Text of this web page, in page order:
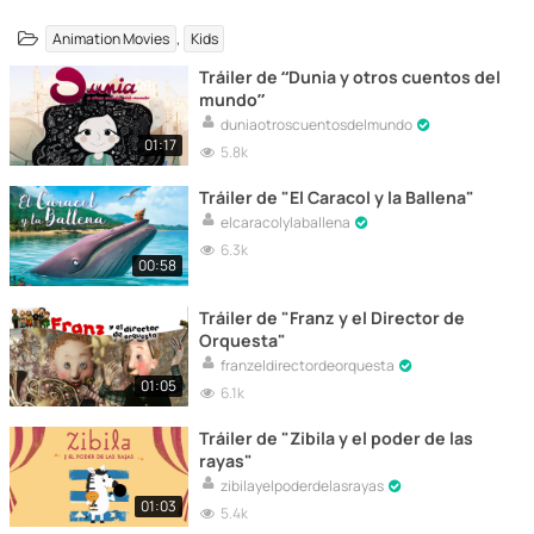
Animation Movies , Kids
01:17
Tráiler de “Dunia y otros cuentos del
mundo”
duniaotroscuentosdelmundo
5.8k
00:58
Tráiler de "El Caracol y la Ballena"
elcaracolylaballena
6.3k
01:05
Tráiler de "Franz y el Director de
Orquesta"
franzeldirectordeorquesta
6.1k
01:03
Tráiler de "Zibila y el poder de las
rayas"
zibilayelpoderdelasrayas
5.4k